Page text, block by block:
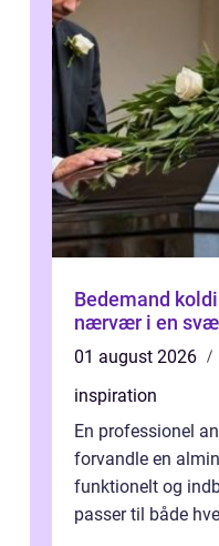
Bedemand kolding støtte,
nærvær i en
01 august 2026
inspiration
En professionel
forvandle en
funktionelt og
passer til både